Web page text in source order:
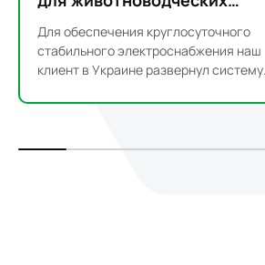
ферм в Украине
Для обеспечения круглосуточного
стабильного электроснабжения наш
клиент в Украине развернул систему
/ 215 кВт·ч для поддержки критически
операций.